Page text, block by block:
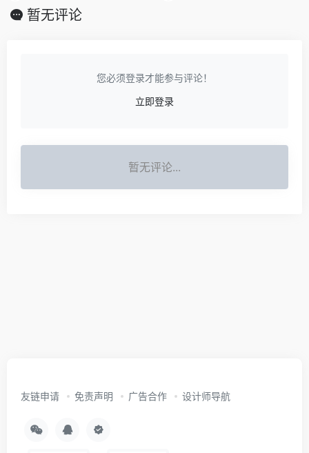
暂无评论
您必须登录才能参与评论！
立即登录
暂无评论...
友链申请 免责声明 广告合作 设计师导航